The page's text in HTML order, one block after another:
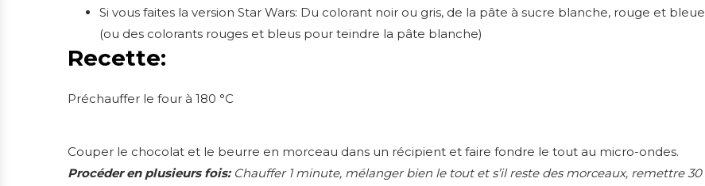
Si vous faites la version Star Wars: Du colorant noir ou gris, de la pâte à sucre blanche, rouge et bleue
(ou des colorants rouges et bleus pour teindre la pâte blanche)
Recette:
Préchauffer le four à 180 °C
Couper le chocolat et le beurre en morceau dans un récipient et faire fondre le tout au micro-ondes.
Procéder en plusieurs fois:Chauffer 1 minute, mélanger bien le tout et s’il reste des morceaux, remettre 30